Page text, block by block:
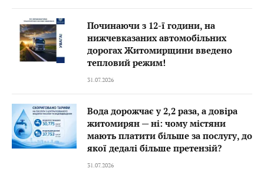
Починаючи з 12-ї години, на
нижчевказаних автомобільних
дорогах Житомирщини введено
тепловий режим!
31.07.2026
Вода дорожчає у 2,2 раза, а довіра
житомирян — ні: чому містяни
мають платити більше за послугу, до
якої дедалі більше претензій?
31.07.2026